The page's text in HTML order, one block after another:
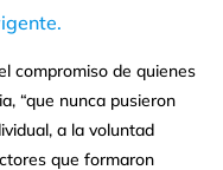
compromiso de quienes
“que nunca pusieron
a la voluntad
que formaron